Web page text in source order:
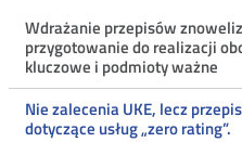
Menu
ostatnie
aktualności
Wdrażanie przepisów
przygotowanie do realizacji
kluczowe i podmioty ważne
Nie zalecenia UKE, lecz
dotyczące usług „zero rating”.